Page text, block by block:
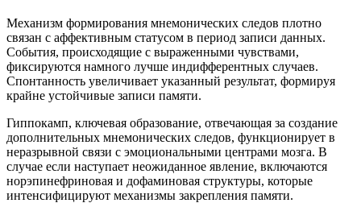
Механизм формирования мнемонических следов плотно
связан с аффективным статусом в период записи данных.
События, происходящие с выраженными чувствами,
фиксируются намного лучше индифферентных случаев.
Спонтанность увеличивает указанный результат, формируя
крайне устойчивые записи памяти.
Гиппокамп, ключевая образование, отвечающая за создание
дополнительных мнемонических следов, функционирует в
неразрывной связи с эмоциональными центрами мозга. В
случае если наступает неожиданное явление, включаются
норэпинефриновая и дофаминовая структуры, которые
интенсифицируют механизмы закрепления памяти.